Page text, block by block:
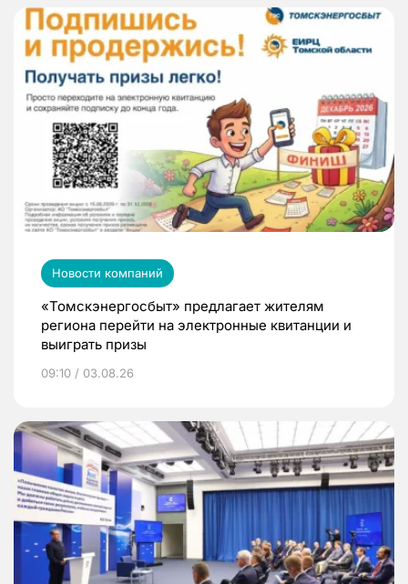
Новости компаний
«Томскэнергосбыт» предлагает жителям
региона перейти на электронные квитанции и
выиграть призы
09:10 / 03.08.26